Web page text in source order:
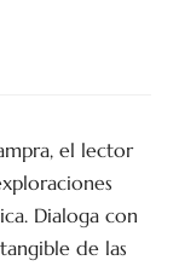
el lector
Dialoga con
de las